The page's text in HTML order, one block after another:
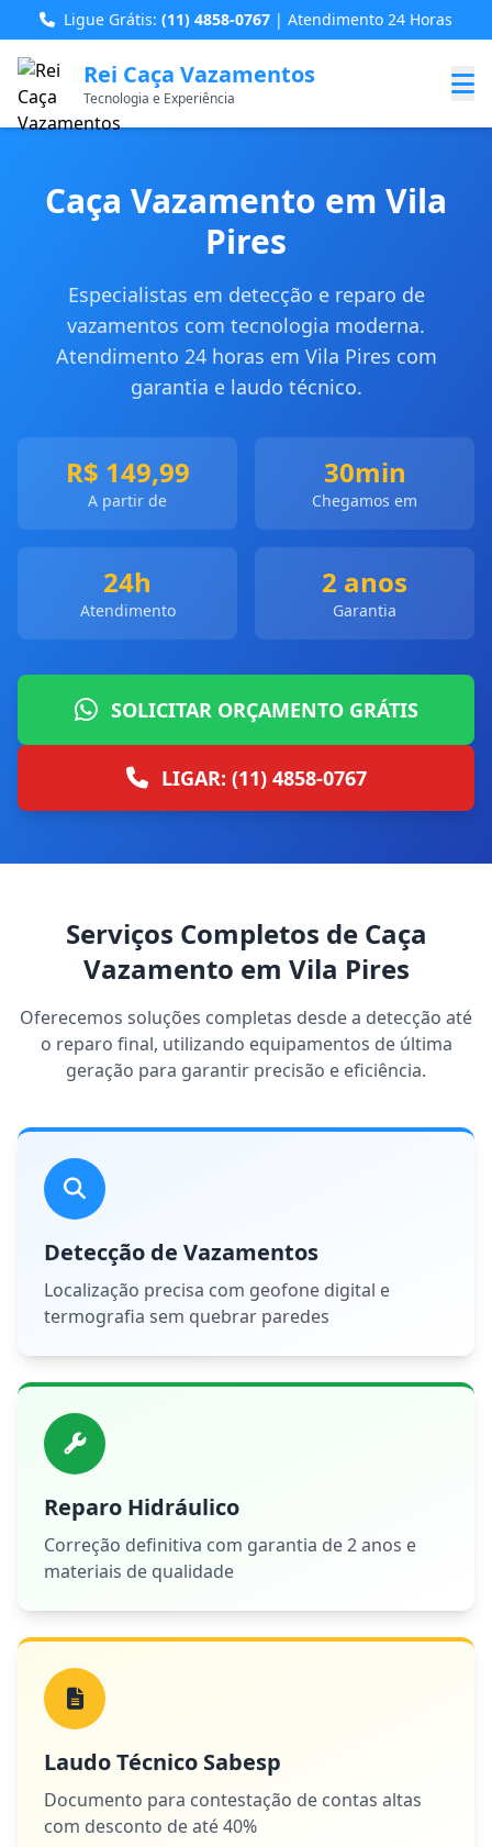
Ligue Grátis: (11) 4858-0767 | Atendimento 24 Horas
Rei Caça Vazamentos
Tecnologia e Experiência
Caça Vazamento em Vila
Pires
Especialistas em detecção e reparo de
vazamentos com tecnologia moderna.
Atendimento 24 horas em Vila Pires com
garantia e laudo técnico.
R$ 149,99
A partir de
30min
Chegamos em
24h
Atendimento
2 anos
Garantia
SOLICITAR ORÇAMENTO GRÁTIS
LIGAR: (11) 4858-0767
Serviços Completos de Caça
Vazamento em Vila Pires
Oferecemos soluções completas desde a detecção até
o reparo final, utilizando equipamentos de última
geração para garantir precisão e eficiência.
Detecção de Vazamentos
Localização precisa com geofone digital e
termografia sem quebrar paredes
Reparo Hidráulico
Correção definitiva com garantia de 2 anos e
materiais de qualidade
Laudo Técnico Sabesp
Documento para contestação de contas altas
com desconto de até 40%